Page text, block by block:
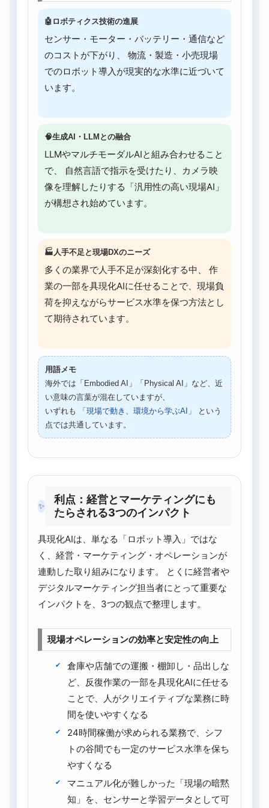
🤖ロボティクス技術の進展
センサー・モーター・バッテリー・通信など
のコストが下がり、 物流・製造・小売現場
でのロボット導入が現実的な水準に近づいて
います。
🧠生成AI・LLMとの融合
LLMやマルチモーダルAIと組み合わせること
で、 自然言語で指示を受けたり、カメラ映
像を理解したりする「汎用性の高い現場AI」
が構想され始めています。
🏭人手不足と現場DXのニーズ
多くの業界で人手不足が深刻化する中、 作
業の一部を具現化AIに任せることで、現場負
荷を抑えながらサービス水準を保つ方法とし
て期待されています。
用語メモ
海外では「Embodied AI」「Physical AI」など、近
い意味の言葉が混在していますが、
いずれも
「現場で動き、環境から学ぶAI」
という
点では共通しています。
✨
利点：経営とマーケティングにも
たらされる3つのインパクト
具現化AIは、単なる「ロボット導入」ではな
く、経営・マーケティング・オペレーションが
連動した取り組みになります。 とくに経営者や
デジタルマーケティング担当者にとって重要な
インパクトを、3つの観点で整理します。
現場オペレーションの効率と安定性の向上
倉庫や店舗での運搬・棚卸し・品出しな
ど、反復作業の一部を具現化AIに任せる
ことで、人がクリエイティブな業務に時
間を使いやすくなる
24時間稼働が求められる業務で、シフ
トの谷間でも一定のサービス水準を保ち
やすくなる
マニュアル化が難しかった「現場の暗黙
知」を、センサーと学習データとして可